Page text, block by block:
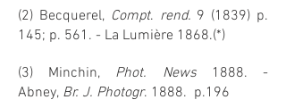
(2) Becquerel, Compt. rend. 9 (1839) p.
145; p. 561. - La Lumière 1868.(*)
(3) Minchin, Phot. News
1888. -
Abney, Br. J. Photogr. 1888. p.196